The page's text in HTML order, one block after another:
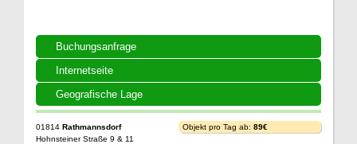
Buchungsanfrage
Internetseite
Geografische Lage
01814 Rathmannsdorf
Hohnsteiner Straße 9 & 11
Objekt pro Tag ab: 89€